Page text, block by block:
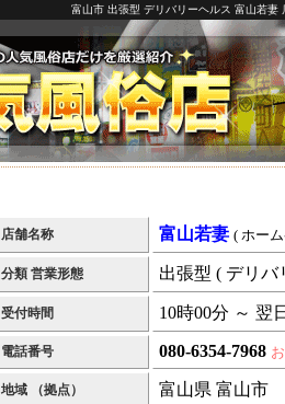
富山市 出張型 デリバリーヘルス 富山若
店舗名称 富山若妻 ( ホー
分類 営業形態 出張型 ( デリバ
受付時間 10時00分 ～ 翌
電話番号 080-6354-7968
地域 （拠点） 富山県 富山市